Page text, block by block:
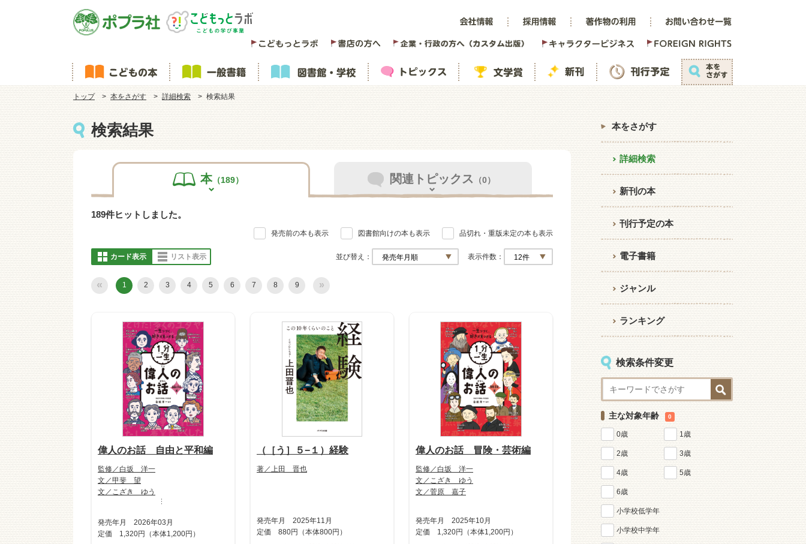
トップ 本をさがす 詳細検索 検索結果
検索結果
本（189） 関連トピックス （0）
189件ヒットしました。
品切れ・重版未定の本も表示
図書館向けの本も表示
発売前の本も表示
カード表示 リスト表示 並び替え 表示件数
« 1 2 3 4 5 6 7 8 9 »
偉人のお話 自由と平和編
監修／白坂 洋一
文／甲斐 望
文／こざき ゆう
…
発売年月 2026年03月
定価 1,320円（本体1,200円）
（［う］５−１）経験
著／上田 晋也
発売年月 2025年11月
定価 880円（本体800円）
偉人のお話 冒険・芸術編
監修／白坂 洋一
文／こざき ゆう
文／菅原 嘉子
発売年月 2025年10月
定価 1,320円（本体1,200円）
本をさがす
詳細検索
新刊の本
刊行予定の本
電子書籍
ジャンル
ランキング
検索条件変更
主な対象年齢 0
0歳 1歳
2歳 3歳
4歳 5歳
6歳
小学校低学年
小学校中学年